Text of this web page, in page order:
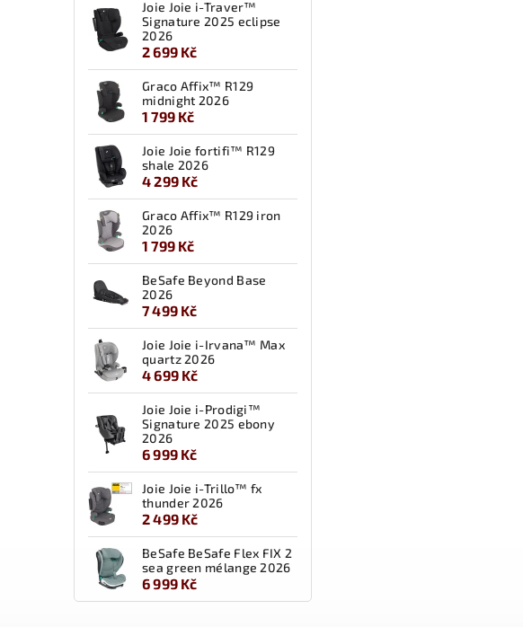
Joie Joie i-Traver™
Signature 2025 eclipse
2026
2 699 Kč
Graco Affix™ R129
midnight 2026
1 799 Kč
Joie Joie fortifi™ R129
shale 2026
4 299 Kč
Graco Affix™ R129 iron
2026
1 799 Kč
BeSafe Beyond Base
2026
7 499 Kč
Joie Joie i-Irvana™ Max
quartz 2026
4 699 Kč
Joie Joie i-Prodigi™
Signature 2025 ebony
2026
6 999 Kč
Joie Joie i-Trillo™ fx
thunder 2026
2 499 Kč
BeSafe BeSafe Flex FIX 2
sea green mélange 2026
6 999 Kč